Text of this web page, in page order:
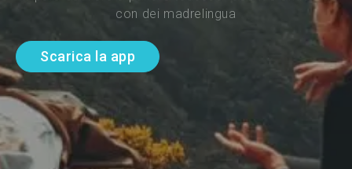
con dei madrelingua
Scarica la app